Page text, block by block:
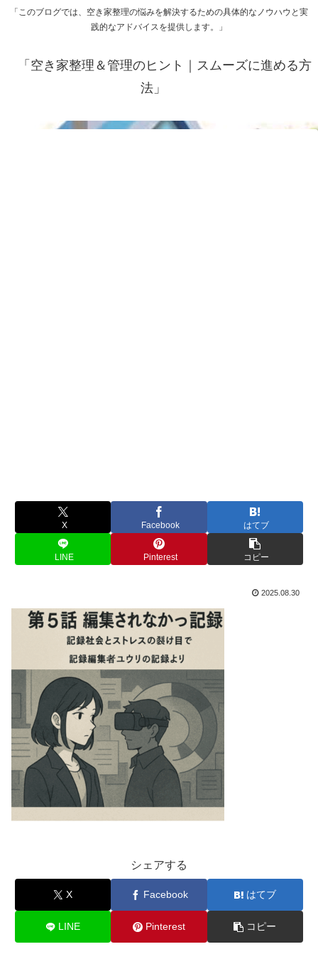
「このブログでは、空き家整理の悩みを解決するための具体的なノウハウと実
践的なアドバイスを提供します。」
「空き家整理＆管理のヒント｜スムーズに進める方
法」
X Facebook はてブ
LINE Pinterest コピー
2025.08.30
シェアする
X Facebook はてブ
LINE Pinterest コピー